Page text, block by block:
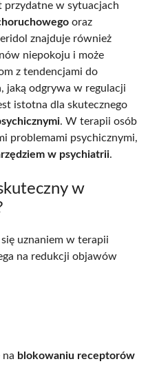
przydatne w sytuacjach
oraz
znajduje również
niepokoju i może
z tendencjami do
jaką odgrywa w regulacji
istotna dla skutecznego
. W terapii osób
problemami psychicznymi,
w psychiatrii.
w
uznaniem w terapii
na redukcji objawów
na blokowaniu receptorów